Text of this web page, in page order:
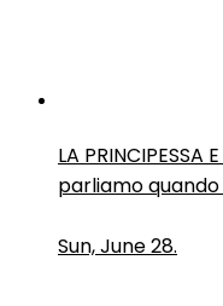
LA PRINCIPESSA
parliamo
Sun, June 28.